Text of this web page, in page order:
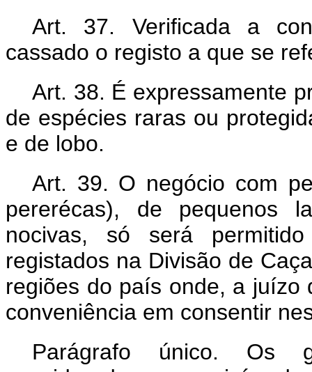
Art. 37. Verificada a
cassado o registo a que se
Art. 38. É expressamente
de espécies raras ou
e de lobo.
Art. 39. O negócio com
pererécas), de pequenos
nocivas, só será
registados na Divisão de
regiões do país onde, a juízo
conveniência em consentir
Parágrafo único. Os